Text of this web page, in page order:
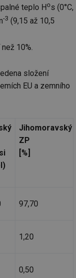
teplo H os (0°C,
-3 (9,15 až 10,5
10%.
složení
EU a zemního
Jihomoravský
ZP
[%]
97,70
1,20
0,50